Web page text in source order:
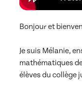
Bonjour et
Je suis Mélanie,
mathématiques
élèves du collège